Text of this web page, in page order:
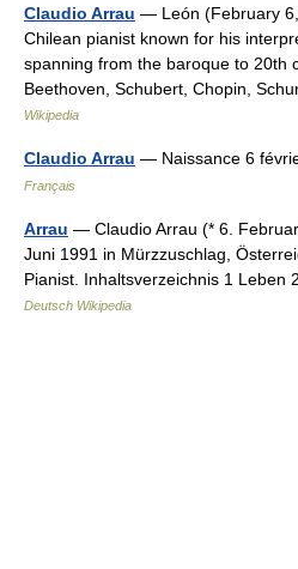
Claudio Arrau — León (February
Chilean pianist known for his
spanning from the baroque to 20th
Beethoven, Schubert, Chopin,
Wikipedia
Claudio Arrau — Naissance 6
Français
Arrau — Claudio Arrau (* 6.
Juni 1991 in Mürzzuschlag,
Pianist. Inhaltsverzeichnis 1
Deutsch Wikipedia